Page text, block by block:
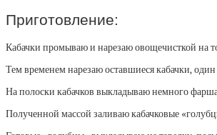
Приготовление:
Кабачки промываю и нарезаю овощечисткой на
Тем временем нарезаю оставшиеся кабачки,
На полоски кабачков выкладываю немного
Полученной массой заливаю кабачковые